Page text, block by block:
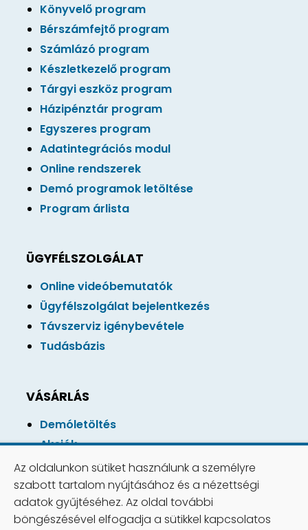
Az oldalunkon sütiket használunk a személyre
szabott tartalom nyújtásához és a nézettségi
adatok gyűjtéséhez. Az oldal további
böngészésével elfogadja a sütikkel kapcsolatos
Könyvelő program
Bérszámfejtő program
Számlázó program
Készletkezelő program
Tárgyi eszköz program
Házipénztár program
Egyszeres program
Adatintegrációs modul
Online rendszerek
Demó programok letöltése
Program árlista
ÜGYFÉLSZOLGÁLAT
Online videóbemutatók
Ügyfélszolgálat bejelentkezés
Távszerviz igénybevétele
Tudásbázis
VÁSÁRLÁS
Demóletöltés
Akciók
Online vásárlás
Vásárlási feltétlek